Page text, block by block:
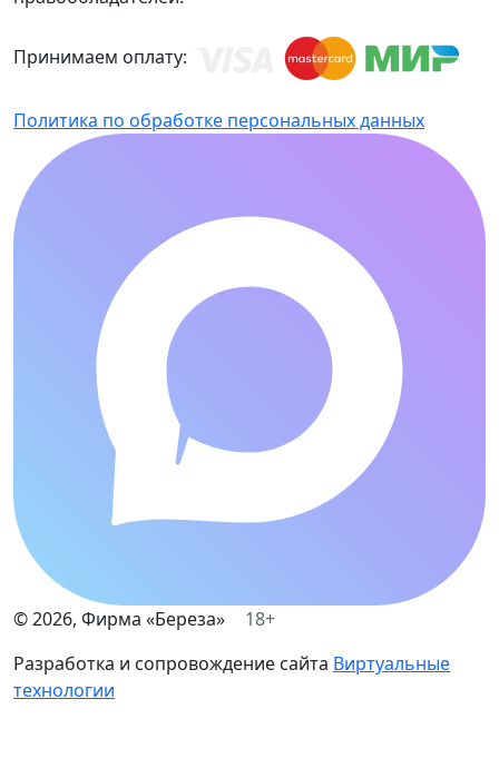
Принимаем оплату:
Политика по обработке персональных данных
©2026, Фирма «Береза»
18+
Разработка и сопровождение сайта Виртуальные
технологии